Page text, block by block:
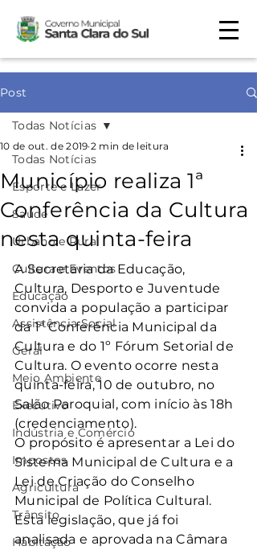
Post
Todas Notícias
Esporte e Lazer
Saúde
Urbano e Rural
Cultura e Eventos
Educação
Assistência Social
Geral
Meio Ambiente
Executivo
Indústria e Comércio
Impostos
Agricultura
Trânsito
Habitação
Todas Notícias
Município realiza 1ª
Conferência da Cultura
nesta quinta-feira
10 de out. de 2019 2 min de leitura
A Secretaria da Educação,
Cultura, Desporto e Juventude
convida a população a participar
da 1ª Conferência Municipal da
Cultura e do 1º Fórum Setorial de
Cultura. O evento ocorre nesta
quinta-feira, 10 de outubro, no
Salão Paroquial, com início às 18h
(credenciamento).
O propósito é apresentar a Lei do
Sistema Municipal de Cultura e a
Lei de Criação do Conselho
Municipal de Política Cultural.
Esta legislação, que já foi
analisada e aprovada na Câmara